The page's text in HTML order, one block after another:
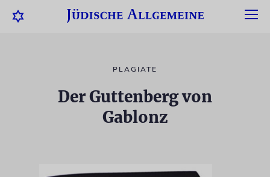
PLAGIATE
Der Guttenberg von
Gablonz